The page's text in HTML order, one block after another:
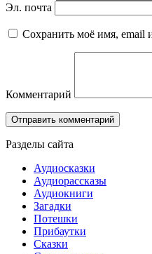
Эл. почта
Сохранить моё имя, email
Комментарий
Разделы сайта
Аудиосказки
Аудиорассказы
Аудиокниги
Загадки
Потешки
Прибаутки
Сказки